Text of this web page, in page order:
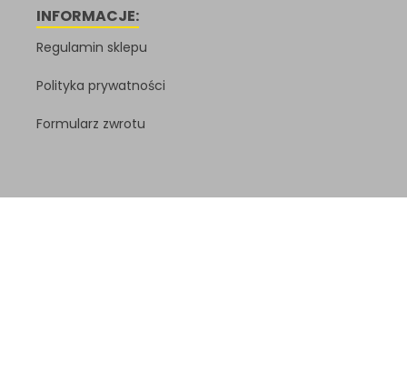
INFORMACJE:
Regulamin sklepu
Polityka prywatności
Formularz zwrotu